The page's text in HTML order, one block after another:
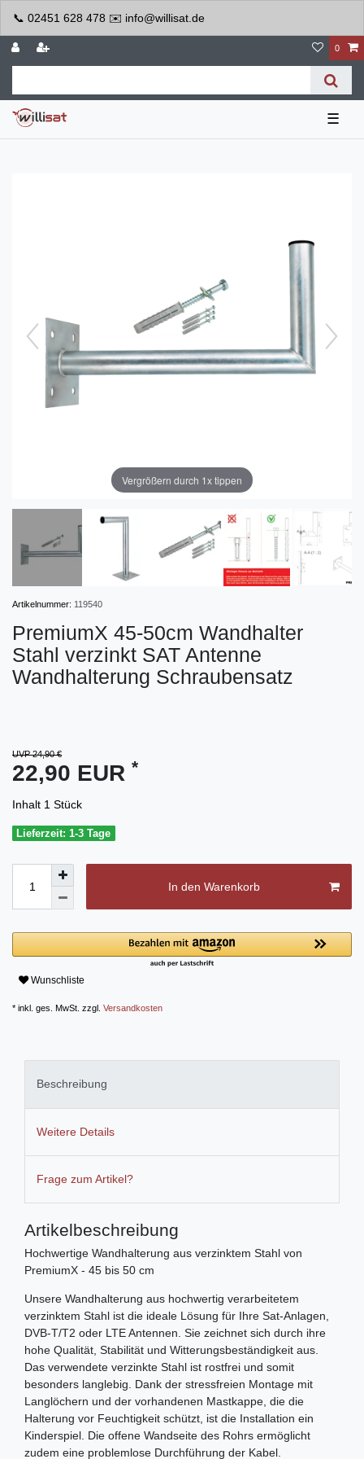
📞 02451 628 478 ✉️ info@willisat.de
0
☰
Vergrößern durch 1x tippen
Artikelnummer: 119540
PremiumX 45-50cm Wandhalter
Stahl verzinkt SAT Antenne
Wandhalterung Schraubensatz
UVP 24,90 €
22,90 EUR *
Inhalt 1 Stück
Lieferzeit: 1-3 Tage
In den Warenkorb
Wunschliste
* inkl. ges. MwSt. zzgl. Versandkosten
Beschreibung
Weitere Details
Frage zum Artikel?
Artikelbeschreibung
Hochwertige Wandhalterung aus verzinktem Stahl von
PremiumX - 45 bis 50 cm
Unsere Wandhalterung aus hochwertig verarbeitetem
verzinktem Stahl ist die ideale Lösung für Ihre Sat-Anlagen,
DVB-T/T2 oder LTE Antennen. Sie zeichnet sich durch ihre
hohe Qualität, Stabilität und Witterungsbeständigkeit aus.
Das verwendete verzinkte Stahl ist rostfrei und somit
besonders langlebig. Dank der stressfreien Montage mit
Langlöchern und der vorhandenen Mastkappe, die die
Halterung vor Feuchtigkeit schützt, ist die Installation ein
Kinderspiel. Die offene Wandseite des Rohrs ermöglicht
zudem eine problemlose Durchführung der Kabel.